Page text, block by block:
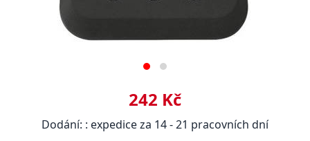
242 Kč
Dodání: : expedice za 14 - 21 pracovních dní